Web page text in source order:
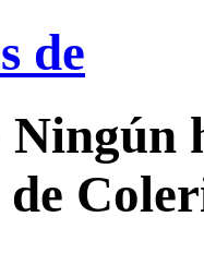
de
Ningún